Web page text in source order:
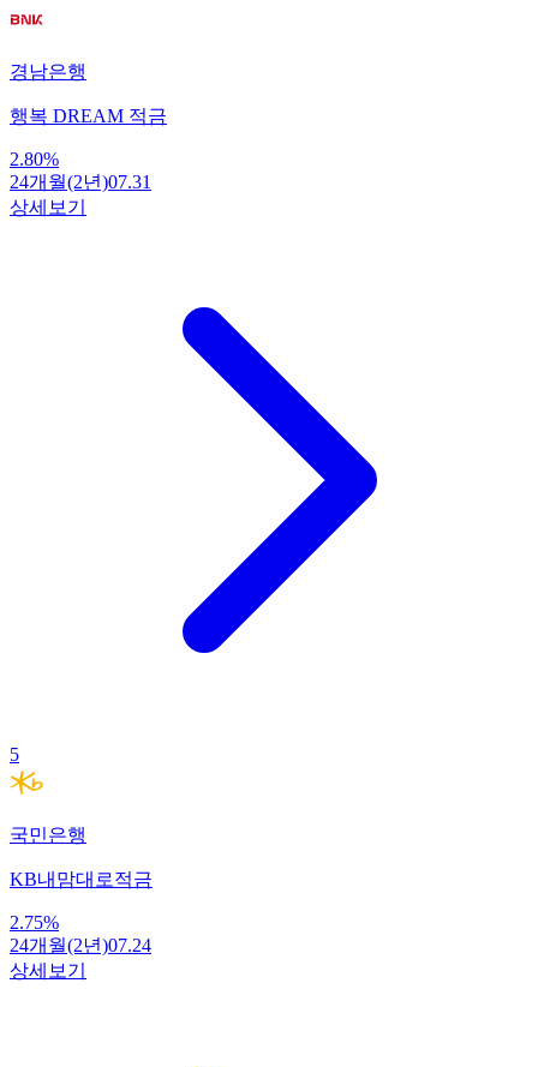
경남은행
행복 DREAM 적금
2.80%
24개월(2년)07.31
상세보기
5
국민은행
KB내맘대로적금
2.75%
24개월(2년)07.24
상세보기